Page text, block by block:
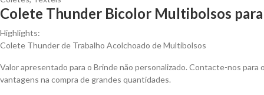
Colete Thunder Bicolor Multibolsos
Highlights:
Colete Thunder de Trabalho Acolchoado de Multibolsos
Valor apresentado para o Brinde não personalizado. Contacte-nos para
vantagens na compra de grandes quantidades.